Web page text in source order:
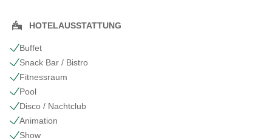
HOTELAUSSTATTUNG
Buffet
Snack Bar / Bistro
Fitnessraum
Pool
Disco / Nachtclub
Animation
Show